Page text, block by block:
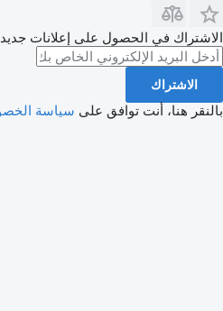
الاشتراك في الحصول على إعلانات
الاشتراك
بالنقر هنا، أنت توافق على سياسة